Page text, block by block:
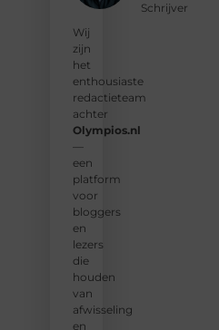
Schrijver
Wij
zijn
het
enthousiaste
redactieteam
achter
Olympios.nl
—
een
platform
voor
bloggers
en
lezers
die
houden
van
afwisseling
en